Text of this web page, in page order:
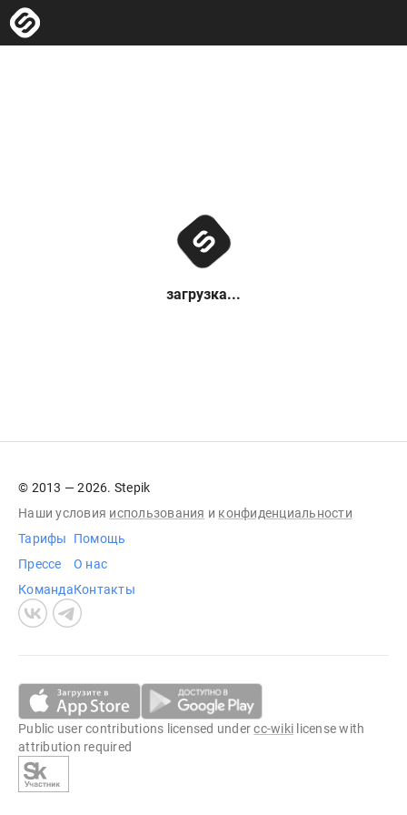
загрузка...
© 2013 — 2026. Stepik
Наши условия использования и конфиденциальности
Тарифы
Прессе
Команда
Помощь
О нас
Контакты
Public user contributions licensed undercc-wiki license with
attribution required